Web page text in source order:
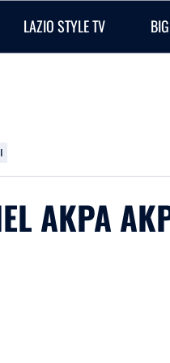
LAZIO STYLE TV
AKPA